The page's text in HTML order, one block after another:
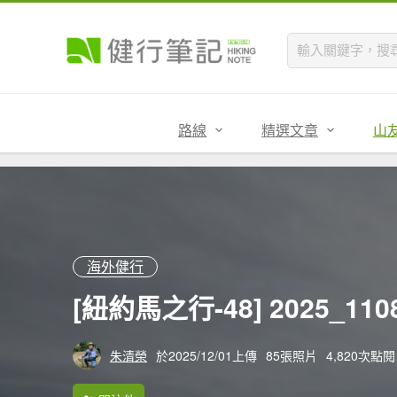
路線 精選文章 山
海外健行
[紐約馬之行-48]
朱清榮 於2025/12/01上傳 85張照片 4,820次點閱